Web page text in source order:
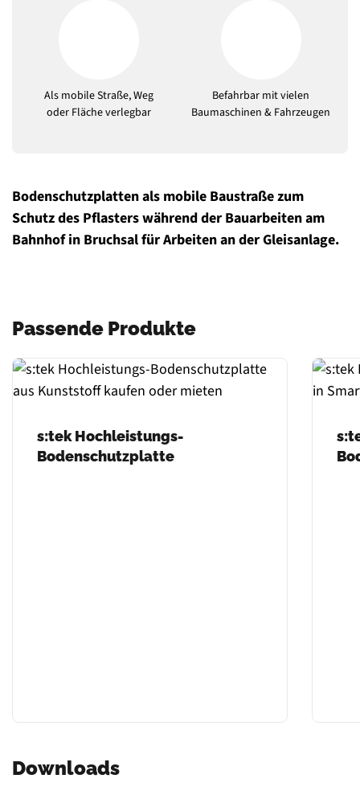
Als mobile Straße, Weg
oder Fläche verlegbar
Befahrbar mit vielen
Baumaschinen & Fahrzeugen
Bodenschutzplatten als mobile Baustraße zum
Schutz des Pflasters während der Bauarbeiten am
Bahnhof in Bruchsal für Arbeiten an der Gleisanlage.
Passende Produkte
s:tek Hochleistungs-
Bodenschutzplatte
Downloads